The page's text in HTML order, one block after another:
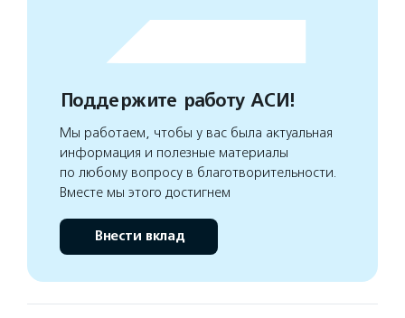
Поддержите работу АСИ!
Мы работаем, чтобы у вас была актуальная
информация и полезные материалы
по любому вопросу в благотворительности.
Вместе мы этого достигнем
Внести вклад